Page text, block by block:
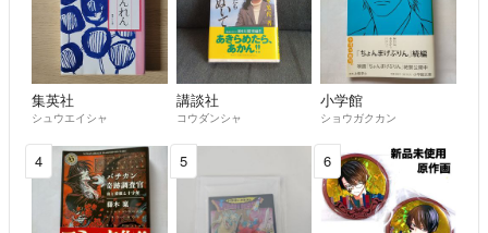
集英社
シュウエイシャ
講談社
コウダンシャ
小学館
ショウガクカン
4 5 6